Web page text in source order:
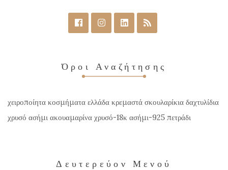
Όροι Αναζήτησης
χειροποίητα κοσμήματα ελλάδα κρεμαστά σκουλαρίκια δαχτυλίδια
χρυσό ασήμι ακουαμαρίνα χρυσό-18κ ασήμι-925 πετράδι
Δευτερεύον Μενού